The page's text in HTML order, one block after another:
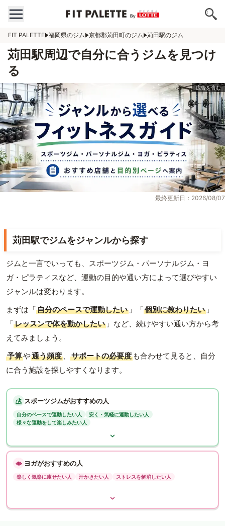
FIT PALETTE 福岡県のジム 京都郡苅田町のジム 苅田駅のジム
苅田駅周辺で自分に合うジムを見つけ
る
最終更新日：2026/08/07
苅田駅でジムをジャンルから探す
ジムと一言でいっても、スポーツジム・パーソナルジム・ヨ
ガ・ピラティスなど、運動の目的や通い方によって選びやすい
ジャンルは変わります。
まずは「自分のペースで運動したい 」「個別に教わりたい 」
「レッスンで体を動かしたい 」など、続けやすい通い方から考
えてみましょう。
予算や通う頻度 、 サポートの必要度 も合わせて見ると、自分
に合う施設を探しやすくなります。
スポーツジムがおすすめの人
自分のペースで運動したい人
安く・気軽に運動したい人
様々な運動をして楽しみたい人
ヨガがおすすめの人
楽しく気楽に痩せたい人 汗かきたい人 ストレスを解消したい人